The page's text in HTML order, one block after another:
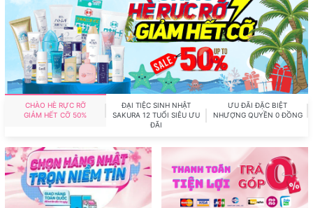
CHÀO HÈ RỰC RỠ
GIẢM HẾT CỠ 50%
ĐẠI TIỆC SINH NHẬT
SAKURA 12 TUỔI SIÊU ƯU
ĐÃI
ƯU ĐÃI ĐẶC BIỆT
NHƯỢNG QUYỀN 0 ĐỒNG